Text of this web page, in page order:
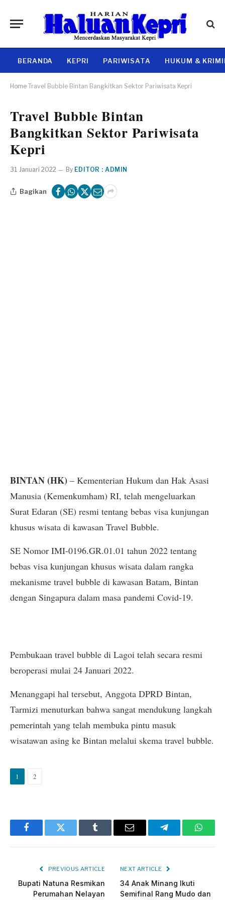
BERANDA KEPRI PARIWISATA HUKUM &
Home Travel Bubble Bintan Bangkitkan Sektor Pariwisata Kepri
Travel Bubble Bintan
Bangkitkan Sektor Pariwisata
Kepri
31 Januari 2022 By EDITOR : ADMIN
Bagikan
BINTAN (HK) – Kementerian Hukum dan Hak Asasi
Manusia (Kemenkumham) RI, telah mengeluarkan
Surat Edaran (SE) resmi tentang bebas visa kunjungan
khusus wisata di kawasan Travel Bubble.
SE Nomor IMI-0196.GR.01.01 tahun 2022 tentang
bebas visa kunjungan khusus wisata dalam rangka
mekanisme travel bubble di kawasan Batam, Bintan
dengan Singapura dalam masa pandemi Covid-19.
Pembukaan travel bubble di Lagoi telah secara resmi
beroperasi mulai 24 Januari 2022.
Menanggapi hal tersebut, Anggota DPRD Bintan,
Tarmizi menuturkan bahwa sangat mendukung langkah
pemerintah yang telah membuka pintu masuk
wisatawan asing ke Bintan melalui skema travel bubble.
1 2
FacebookTwitter Tumblr Email Telegram
PREVIOUS ARTICLE
Bupati Natuna Resmikan
Perumahan Nelayan
NEXT ARTICLE
34 Anak Minang Ikuti
Semifinal Rang Mudo dan